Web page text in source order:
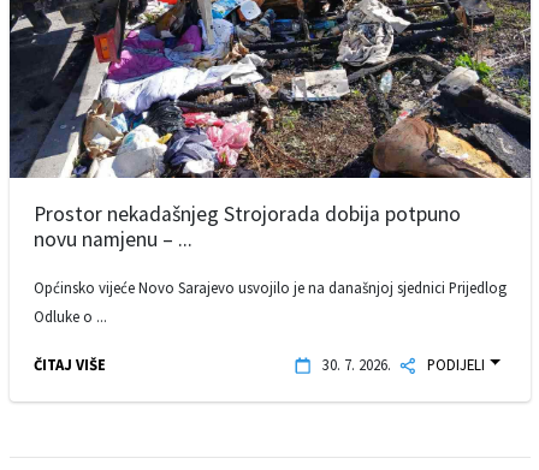
Prostor nekadašnjeg Strojorada dobija potpuno
novu namjenu – ...
Općinsko vijeće Novo Sarajevo usvojilo je na današnjoj sjednici Prijedlog
Odluke o ...
ČITAJ VIŠE 30. 7. 2026. PODIJELI